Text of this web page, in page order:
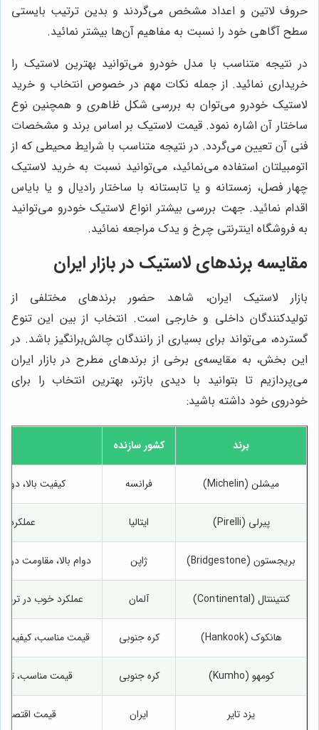
حروف لاتین و اعداد مشخص می‌گردند و بدین ترتیب بایستی
سطح آگاهی خود را نسبت به مفاهیم آن‌ها بیشتر نمائید.
در نتیجه متناسب با مدل خودرو می‌توانید بهترین لاستیک را
خریداری نمائید. از جمله نکات مهم در خصوص انتخاب و خرید
لاستیک خودرو می‌توان به بررسی شکل ظاهری و همچنین نوع
ساختار آن اشاره نمود. قیمت لاستیک بر اساس برند و مشخصات
فنی آن تعیین می‌گردد. در نتیجه متناسب با شرایط محیطی که از
اتومبیلتان استفاده می‌نمائید، می‌توانید نسبت به خرید لاستیک
چهار فصل، زمستانه و یا تابستانه با ساختار رادیال و یا بایاس
اقدام نمائید. جهت بررسی بیشتر انواع لاستیک خودرو می‌توانید
به فروشگاه اینترنتی چرخ و یدک مراجعه نمائید.
مقایسه برندهای لاستیک در بازار ایران
بازار لاستیک ایران، شاهد حضور برندهای مختلفی از
تولیدکنندگان داخلی و خارجی است. انتخاب از بین این تنوع
گسترده، می‌تواند برای بسیاری از رانندگان چالش‌برانگیز باشد. در
این بخش، به مقایسه‌ی برخی از برندهای مطرح در بازار ایران
می‌پردازیم تا بتوانید با دیدی بازتر، بهترین انتخاب را برای
خودروی خود داشته باشید:
برند کشور سازنده
میشلن (Michelin) فرانسه کیفیت بالا،
پیرلی (Pirelli) ایتالیا عملکرد
بریجستون (Bridgestone) ژاپن دوام بالا، مقاومت
کنتیننتال (Continental) آلمان عملکرد خوب در
هانکوک (Hankook) کره جنوبی قیمت مناسب، کیفیت
کومهو (Kumho) کره جنوبی قیمت مناسب،
یزد تایر ایران قیمت